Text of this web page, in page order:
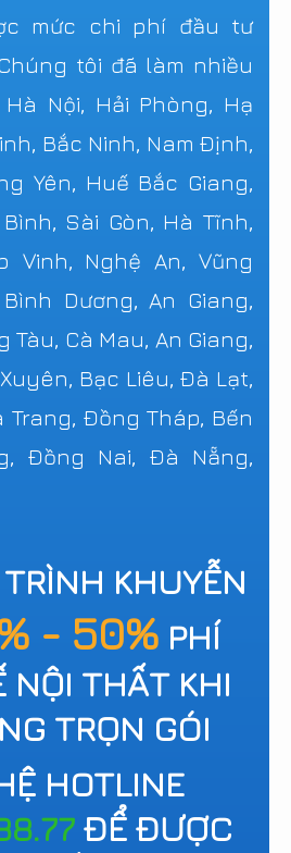
mức chi phí đầu tư
tôi đã làm nhiều
Nội, Hải Phòng, Hạ
Bắc Ninh, Nam Định,
Yên, Huế Bắc Giang,
Sài Gòn, Hà Tĩnh,
Vinh, Nghệ An, Vũng
Dương, An Giang,
Tàu, Cà Mau, An Giang,
Bạc Liêu, Đà Lạt,
Trang, Đồng Tháp, Bến
Đồng Nai, Đà Nẵng,
KHUYỄN
- 50% PHÍ
NỘI THẤT KHI
TRỌN GÓI
HOTLINE
ĐỂ ĐƯỢC